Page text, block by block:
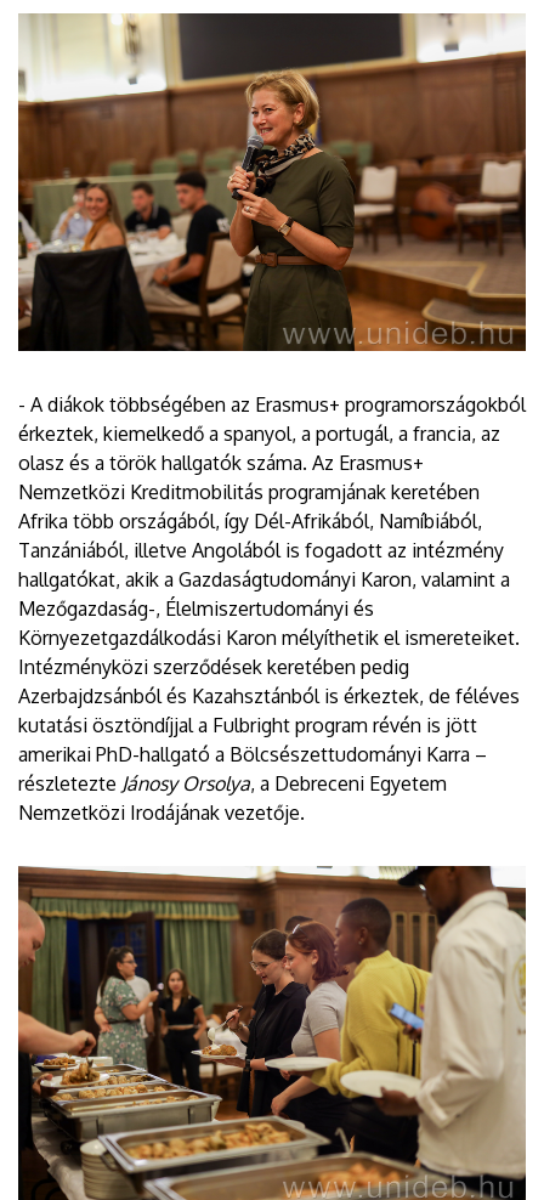
- A diákok többségében az Erasmus+ programországokból
érkeztek, kiemelkedő a spanyol, a portugál, a francia, az
olasz és a török hallgatók száma. Az Erasmus+
Nemzetközi Kreditmobilitás programjának keretében
Afrika több országából, így Dél-Afrikából, Namíbiából,
Tanzániából, illetve Angolából is fogadott az intézmény
hallgatókat, akik a Gazdaságtudományi Karon, valamint a
Mezőgazdaság-, Élelmiszertudományi és
Környezetgazdálkodási Karon mélyíthetik el ismereteiket.
Intézményközi szerződések keretében pedig
Azerbajdzsánból és Kazahsztánból is érkeztek, de féléves
kutatási ösztöndíjjal a Fulbright program révén is jött
amerikai PhD-hallgató a Bölcsészettudományi Karra –
részletezte Jánosy Orsolya, a Debreceni Egyetem
Nemzetközi Irodájának vezetője.